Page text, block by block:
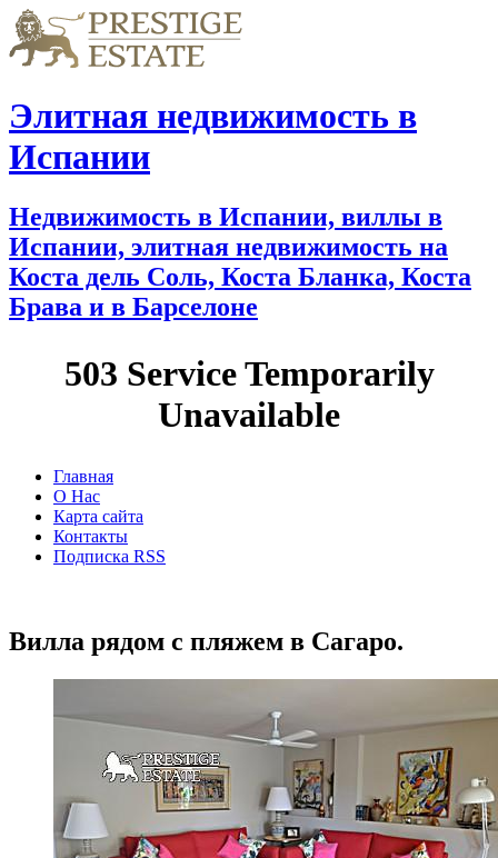
Элитная недвижимость в
Испании
Недвижимость в Испании, виллы в
Испании, элитная недвижимость на
Коста дель Соль, Коста Бланка, Коста
Брава и в Барселоне
Главная
О Нас
Карта сайта
Контакты
Подписка RSS
Вилла рядом с пляжем в Сагаро.